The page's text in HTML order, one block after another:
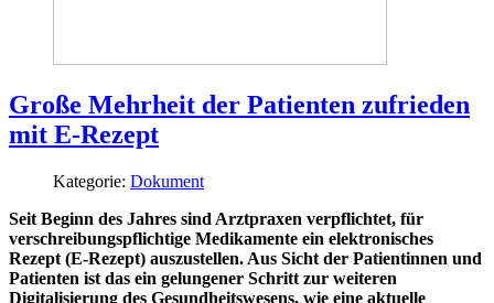
Große Mehrheit der Patienten zufrieden
mit E-Rezept
Kategorie: Dokument
Seit Beginn des Jahres sind Arztpraxen verpflichtet, für
verschreibungspflichtige Medikamente ein elektronisches
Rezept (E-Rezept) auszustellen. Aus Sicht der Patientinnen und
Patienten ist das ein gelungener Schritt zur weiteren
Digitalisierung des Gesundheitswesens, wie eine aktuelle